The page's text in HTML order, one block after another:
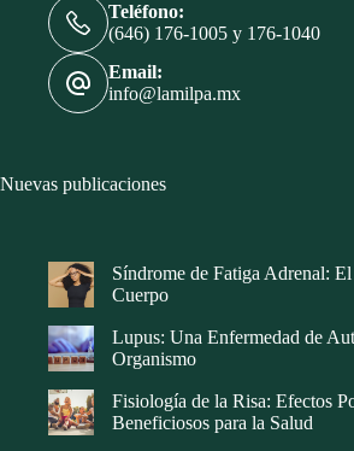
Teléfono:
(646) 176-1005 y 176-1040
Email:
info@lamilpa.mx
Nuevas publicaciones
Síndrome de Fatiga Adrenal: El
Cuerpo
Lupus: Una Enfermedad de
Organismo
Fisiología de la Risa: Efectos
Beneficiosos para la Salud